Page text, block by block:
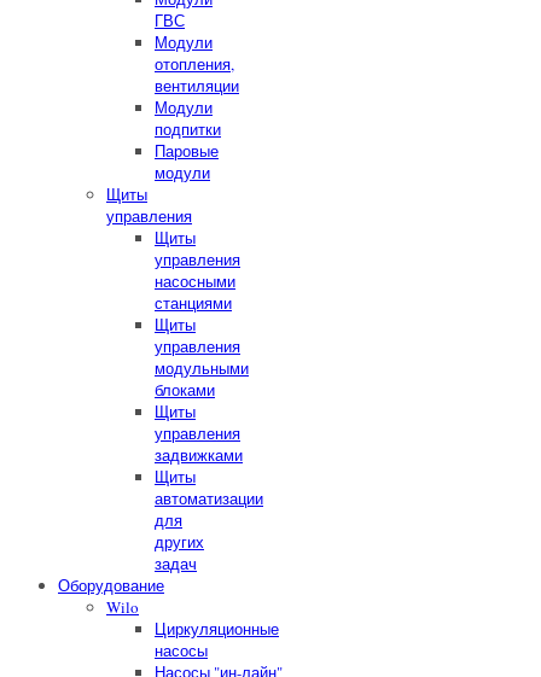
ГВС
Модули
отопления,
вентиляции
Модули
подпитки
Паровые
модули
Щиты
управления
Щиты
управления
насосными
станциями
Щиты
управления
модульными
блоками
Щиты
управления
задвижками
Щиты
автоматизации
для
других
задач
Оборудование
Wilo
Циркуляционные
насосы
Насосы "ин-лайн"